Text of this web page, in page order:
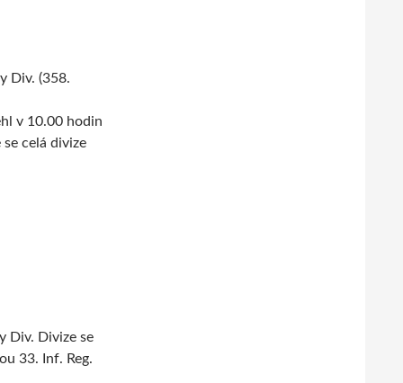
Div. (358.
v 10.00 hodin
celá divize
Div. Divize se
33. Inf. Reg.